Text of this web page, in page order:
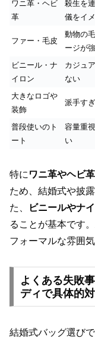
ワニ革・ヘビ
革
殺生を
儀をイ
ファー・毛皮
動物の
ージが
ビニール・ナ
イロン
カジュ
ない
大きなロゴや
装飾
派手す
普段使いのト
ート
容量重
い
特に ワニ革やヘビ革
ため、結婚式や披
た、
ビニールやナ
ることが基本です。
フォーマルな雰囲
よくある失敗
ディで具体的
結婚式バッグ選び